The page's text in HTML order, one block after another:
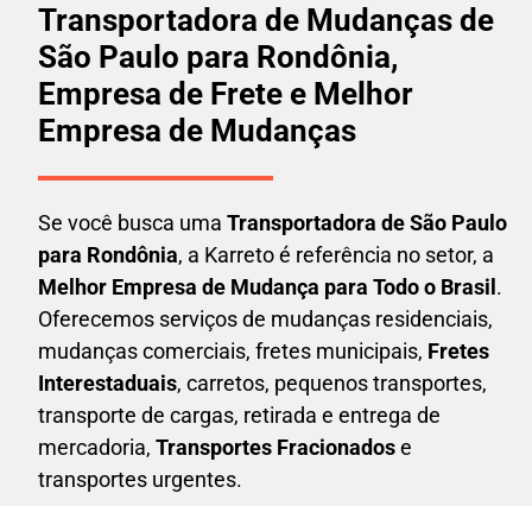
Transportadora de Mudanças de
São Paulo para Rondônia,
Empresa de Frete e Melhor
Empresa de Mudanças
Se você busca uma Transportadora de São Paulo
para Rondônia, a Karreto é referência no setor, a
Melhor Empresa de Mudança para Todo o Brasil.
Oferecemos serviços de mudanças residenciais,
mudanças comerciais, fretes municipais, Fretes
Interestaduais, carretos, pequenos transportes,
transporte de cargas, retirada e entrega de
mercadoria, Transportes Fracionadose
transportes urgentes.